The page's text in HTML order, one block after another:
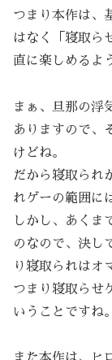
つまり本作は、
はなく「寝取ら
直に楽しめるよ
まぁ、旦那の浮
ありますので、
けどね。
だから寝取られ
れゲーの範囲に
しかし、あくま
のなので、決し
り寝取られはオ
つまり寝取らせ
いうことですね。